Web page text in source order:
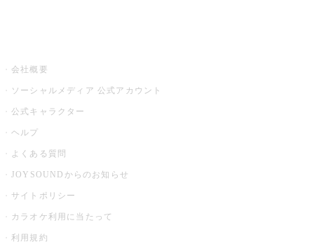
会社概要
ソーシャルメディア 公式アカウント
公式キャラクター
ヘルプ
よくある質問
JOYSOUNDからのお知らせ
サイトポリシー
カラオケ利用に当たって
利用規約